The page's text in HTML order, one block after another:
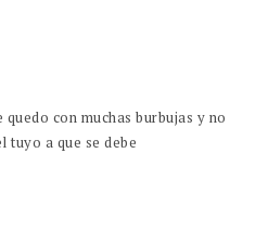
con muchas burbujas y no
tuyo a que se debe